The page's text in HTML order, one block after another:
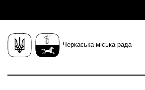
Черкаська міська рада